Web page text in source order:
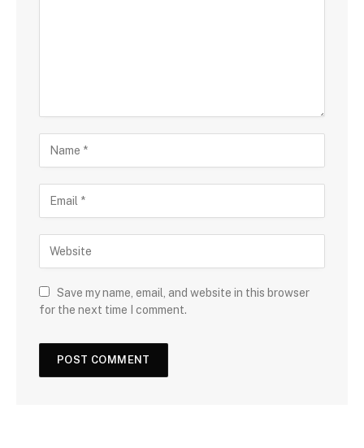
Save my name, email, and website in this browser
for the next time I comment.